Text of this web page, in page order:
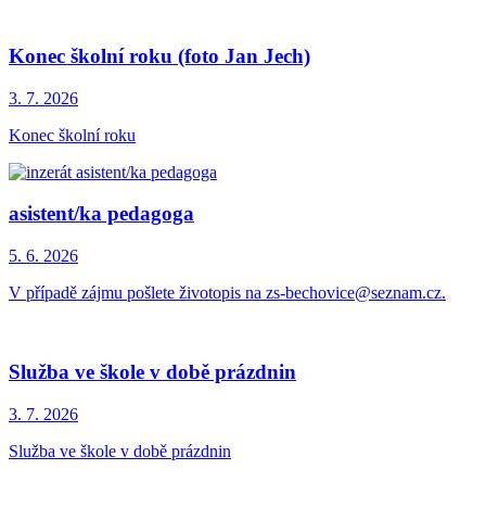
Konec školní roku (foto Jan Jech)
3. 7. 2026
Konec školní roku
asistent/ka pedagoga
5. 6. 2026
V případě zájmu pošlete životopis na zs-bechovice@seznam.cz.
Služba ve škole v době prázdnin
3. 7. 2026
Služba ve škole v době prázdnin